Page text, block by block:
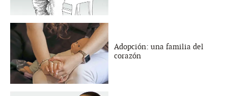
Adopción: una familia del
corazón